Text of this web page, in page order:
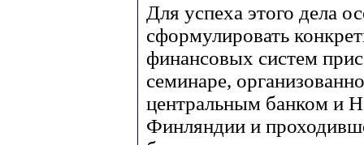
Для успеха этого дела
сформулировать
финансовых систем
семинаре,
центральным банком и
Финляндии и